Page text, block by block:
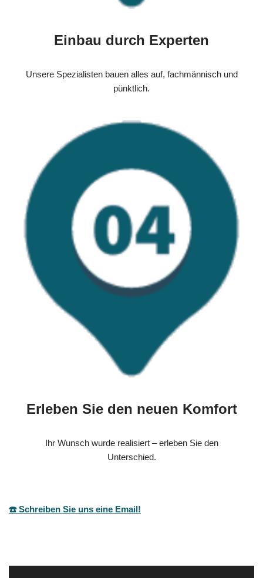
Einbau durch Experten
Unsere Spezialisten bauen alles auf, fachmännisch und
pünktlich.
Erleben Sie den neuen Komfort
Ihr Wunsch wurde realisiert – erleben Sie den
Unterschied.
☎️ Schreiben Sie uns eine Email!